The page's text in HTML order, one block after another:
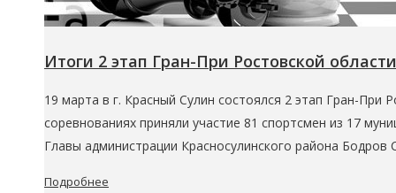
Итоги 2 этап Гран-При Ростовской
19 марта в г. Красный Сулин состоялся 2 этап Гран-
соревнованиях приняли участие 81 спортсмен из 17
Главы администрации Красносулинского района
Подробнее